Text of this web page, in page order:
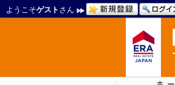
ようこそゲスト さん